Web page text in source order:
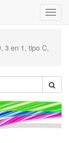
Menú
de
3 en 1, tipo C,